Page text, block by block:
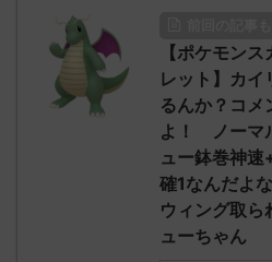
リージョ
ただダグト
れたウミト
た！ (ﾜｯﾁ
ッグヘルムかっこいい
無しさん0971 0971
決めた！ (ﾜｯﾁｮｲW
2023/06/28(水 ...
【ポケモン
レット】カイ
るんか？コメ
よ！ ノーマ
ュー鉢巻神
確1なんだよ
ウィング取ら
ューちゃん